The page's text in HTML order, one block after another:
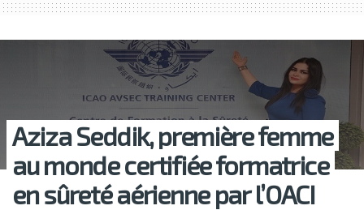
Aziza Seddik, première femme
au monde certifiée formatrice
en sûreté aérienne par l’OACI